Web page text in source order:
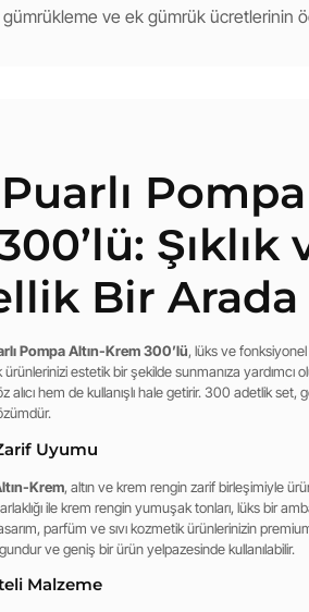
ve ek gümrük ücretlerinin
Şıklık
Bir Arada
Pompa Altın-Krem 300’lü, lüks ve
ürünlerinizi estetik bir şekilde sunmanıza yardımcı
alıcı hem de kullanışlı hale getirir. 300 adetlik
Uyumu
Krem, altın ve krem rengin zarif birleşimiyle
ile krem rengin yumuşak tonları, lüks bir
parfüm ve sıvı kozmetik ürünlerinizin
ve geniş bir ürün yelpazesinde kullanılabilir.
Malzeme